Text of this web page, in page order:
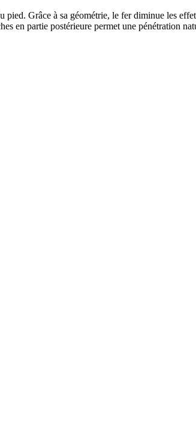
Grâce à sa géométrie, le fer diminue les
en partie postérieure permet une pénétration